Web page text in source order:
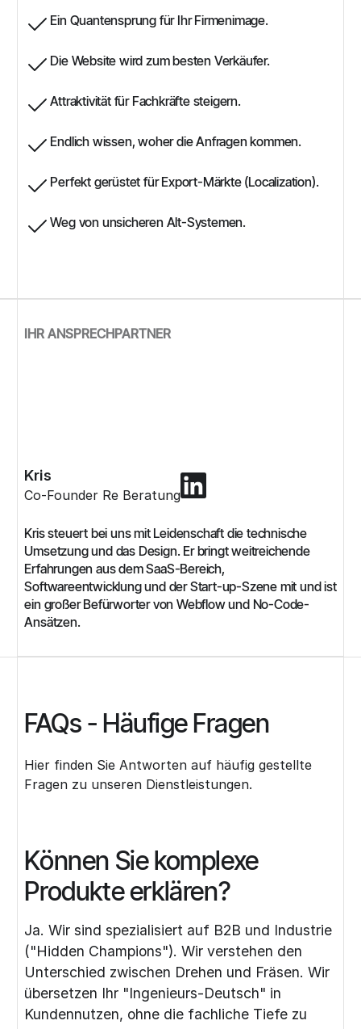
Ein Quantensprung für Ihr Firmenimage.
Die Website wird zum besten Verkäufer.
Attraktivität für Fachkräfte steigern.
Endlich wissen, woher die Anfragen kommen.
Perfekt gerüstet für Export-Märkte (Localization).
Weg von unsicheren Alt-Systemen.
IHR ANSPRECHPARTNER
Kris
Co-Founder Re Beratung
Kris steuert bei uns mit Leidenschaft die technische
Umsetzung und das Design. Er bringt weitreichende
Erfahrungen aus dem SaaS-Bereich,
Softwareentwicklung und der Start-up-Szene mit und ist
ein großer Befürworter von Webflow und No-Code-
Ansätzen.‍
FAQs - Häufige Fragen
Hier finden Sie Antworten auf häufig gestellte
Fragen zu unseren Dienstleistungen.
Können Sie komplexe
Produkte erklären?
Ja. Wir sind spezialisiert auf B2B und Industrie
("Hidden Champions"). Wir verstehen den
Unterschied zwischen Drehen und Fräsen. Wir
übersetzen Ihr "Ingenieurs-Deutsch" in
Kundennutzen, ohne die fachliche Tiefe zu